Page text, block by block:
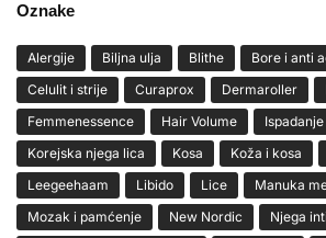
Oznake
Alergije Biljna ulja Blithe
Bore i anti
Celulit i strije
Curaprox Dermaroller
Femmenessence
Hair Volume
Korejska njega lica
Kosa Koža i kosa
Leegeehaam
Libido Lice Manuka
Mozak i pamćenje
New Nordic
Njega